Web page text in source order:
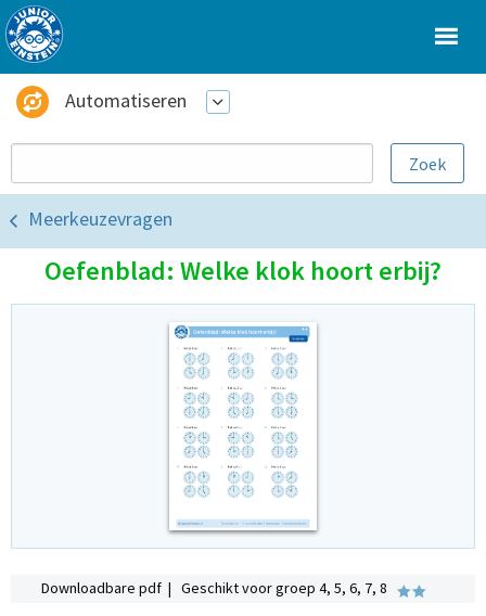
Automatiseren
Meerkeuzevragen
Oefenblad: Welke klok hoort erbij?
Downloadbare pdf | Geschikt voor groep 4, 5, 6, 7, 8